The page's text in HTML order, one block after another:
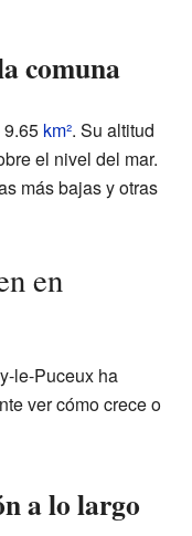
comuna
km². Su altitud
el nivel del mar.
más bajas y otras
en
le-Puceux ha
ver cómo crece o
a lo largo